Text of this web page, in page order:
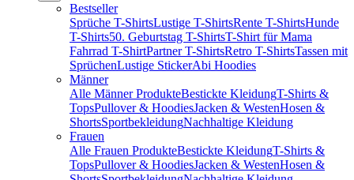
Bestseller
Sprüche T-ShirtsLustige T-ShirtsRente T-ShirtsHunde
T-Shirts50. Geburtstag T-ShirtsT-Shirt für Mama
Fahrrad T-ShirtPartner T-ShirtsRetro T-ShirtsTassen mit
SprüchenLustige StickerAbi Hoodies
Männer
Alle Männer ProdukteBestickte KleidungT-Shirts &
TopsPullover & HoodiesJacken & WestenHosen &
ShortsSportbekleidungNachhaltige Kleidung
Frauen
Alle Frauen ProdukteBestickte KleidungT-Shirts &
TopsPullover & HoodiesJacken & WestenHosen &